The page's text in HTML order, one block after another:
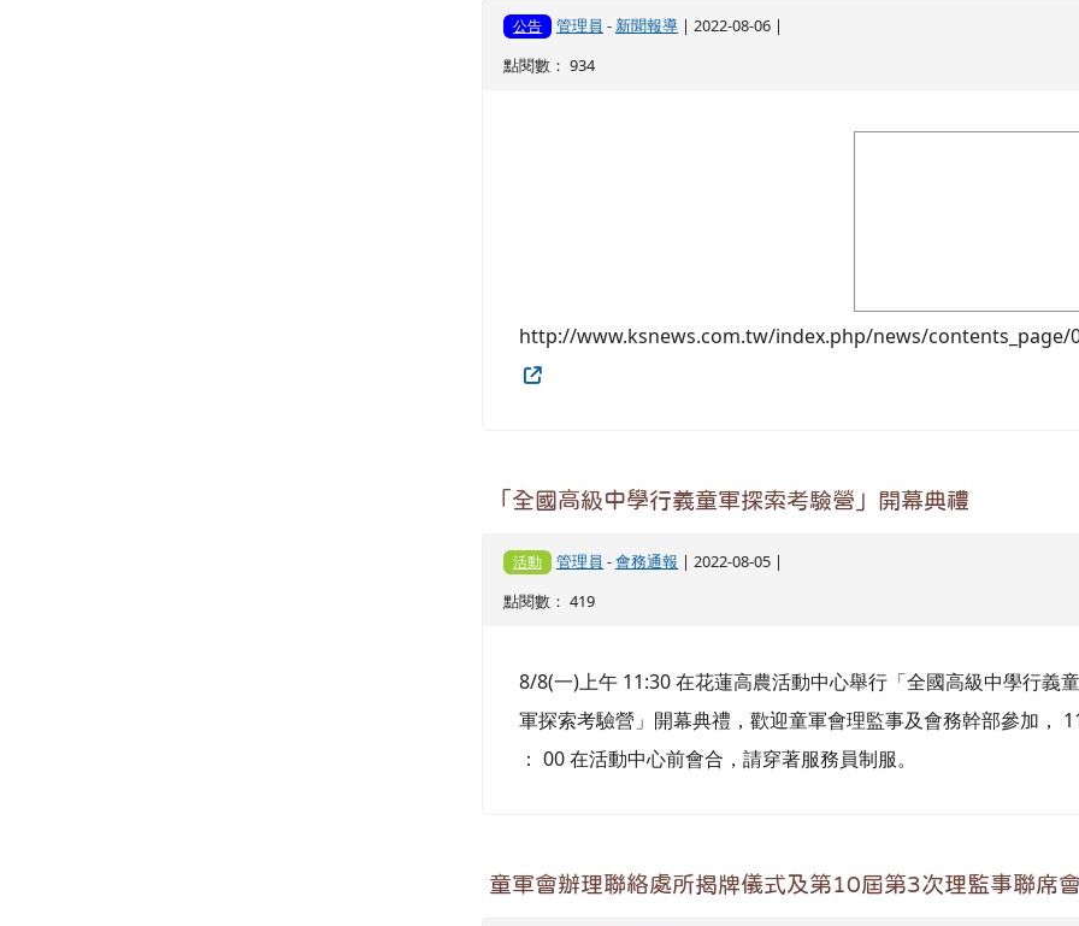
公告 管理員 - 新聞報導| 2022-08-06 |
點閱數： 934
http://www.ksnews.com.tw/index.php/news/contents_page/
「全國高級中學行義童軍探索考驗營」開幕典禮
活動 管理員 -會務通報 | 2022-08-05 |
點閱數： 419
8/8(一)上午 11:30 在花蓮高農活動中心舉行「全國高級中學行義童
軍探索考驗營」開幕典禮，歡迎童軍會理監事及會務幹部參加，
： 00 在活動中心前會合，請穿著服務員制服。
童軍會辦理聯絡處所揭牌儀式及第10屆第3次理監事聯席